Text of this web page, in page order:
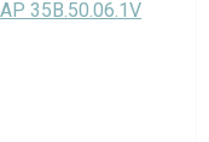
35B.50.06.1V